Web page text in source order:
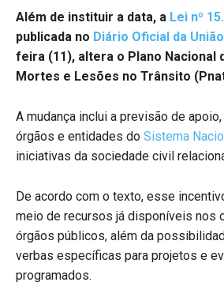
Além de instituir a data, a Lei nº
publicada no Diário Oficial da União
feira (11), altera o Plano Nacional
Mortes e Lesões no Trânsito
A mudança inclui a previsão de
órgãos e entidades do Sistema
iniciativas da sociedade civil
De acordo com o texto, esse
meio de recursos já disponíveis nos
órgãos públicos, além da
verbas específicas para projetos e
programados.